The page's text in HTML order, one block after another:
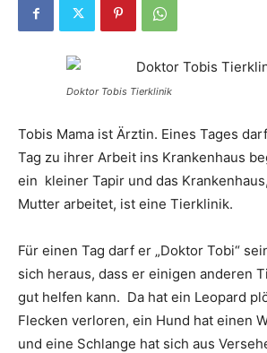
Doktor Tobis Tierklinik
Tobis Mama ist Ärztin. Eines Tages
Tag zu ihrer Arbeit ins Krankenhaus
ein kleiner Tapir und das
Mutter arbeitet, ist eine Tierklinik.
Für einen Tag darf er „Doktor Tobi“
sich heraus, dass er einigen anderen
gut helfen kann. Da hat ein Leopard
Flecken verloren, ein Hund hat einen
und eine Schlange hat sich aus